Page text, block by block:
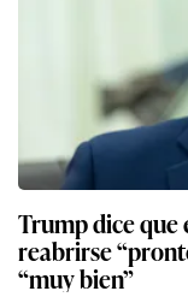
Trump dice
reabrirse
“muy bien”